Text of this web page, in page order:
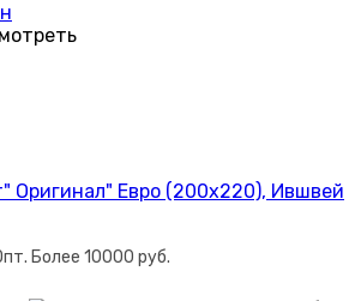
Оригинал" Евро (200х220), Ившвей